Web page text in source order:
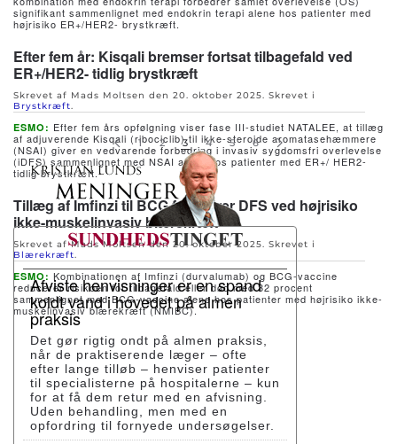
signifikant sammenlignet med endokrin terapi alene hos patienter med
højrisiko ER+/HER2- brystkræft.
Efter fem år: Kisqali bremser fortsat tilbagefald ved
ER+/HER2- tidlig brystkræft
Skrevet af Mads Moltsen den 20. oktober 2025. Skrevet i
Brystkræft.
ESMO: Efter fem års opfølgning viser fase III-studiet NATALEE, at tillæg
af adjuverende Kisqali (ribociclib) til ikke-steroide aromatasehæmmere
(NSAI) giver en vedvarende forbedring i invasiv sygdomsfri overlevelse
(iDFS) sammenlignet med NSAI alene hos patienter med ER+/ HER2-
tidlig brystkræft.
Tillæg af Imfinzi til BCG forbedrer DFS ved højrisiko
ikke-muskelinvasiv blærekræft
Skrevet af Mads Moltsen den 20. oktober 2025. Skrevet i
Blærekræft.
ESMO: Kombinationen af Imfinzi (durvalumab) og BCG-vaccine
reducerer risikoen for tilbagefald eller død med 32 procent
sammenlignet med BCG-vaccine alene hos patienter med højrisiko ikke-
muskelinvasiv blærekræft (NMIBC).
1 2 3 4 5 6
Afviste henvisninger er en spand
koldt vand i hovedet på almen
praksis
Det gør rigtig ondt på almen praksis,
når de praktiserende læger – ofte
efter lange tilløb – henviser patienter
til specialisterne på hospitalerne – kun
for at få dem retur med en afvisning.
Uden behandling, men med en
opfordring til fornyede undersøgelser.